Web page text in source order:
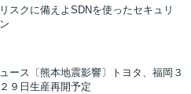
スクに備えよ SDNを使ったセキュリ
ース 〔熊本地震影響〕トヨタ、福岡３
９日生産再開予定